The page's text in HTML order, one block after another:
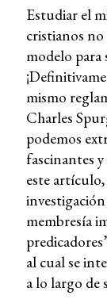
Estudiar el
cristianos
modelo para
mismo
Charles
podemos
fascinantes
este
membresía
al cual se
a lo largo de